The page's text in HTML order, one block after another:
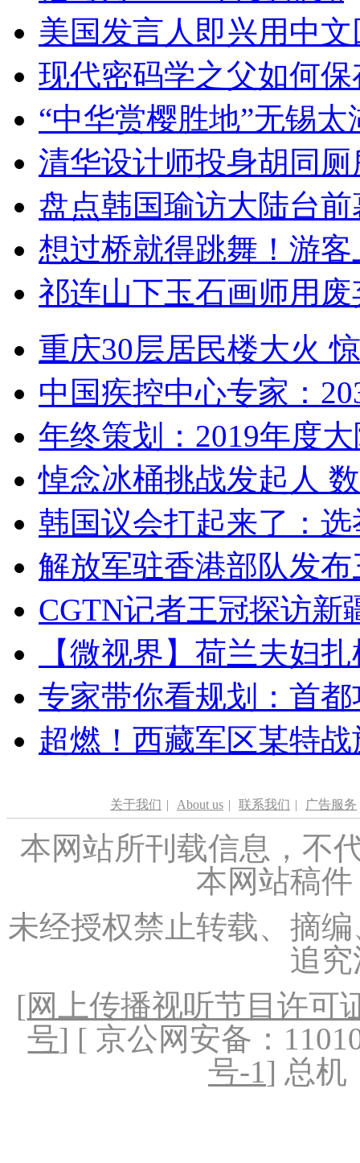
美国发言人即兴用中
现代密码学之父如何
“中华赏樱胜地”无锡
清华设计师投身胡同
盘点韩国瑜访大陆台
想过桥就得跳舞！游客
祁连山下玉石画师用
重庆30层居民楼大火
中国疾控中心专家：
年终策划：2019年度
悼念冰桶挑战发起人
韩国议会打起来了：
解放军驻香港部队发
CGTN记者王冠探访新
【微视界】荷兰夫妇
专家带你看规划：首
超燃！西藏军区某特
关于我们 | About us | 联系我们 | 广告服务
本网站所刊载信息，不
本网站稿
未经授权禁止转载、摘
追
[网上传播视听节目许可
号] [ 京公网安备：
号-1] 总机